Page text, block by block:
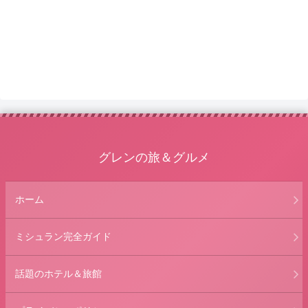
グレンの旅＆グルメ
ホーム
ミシュラン完全ガイド
話題のホテル＆旅館